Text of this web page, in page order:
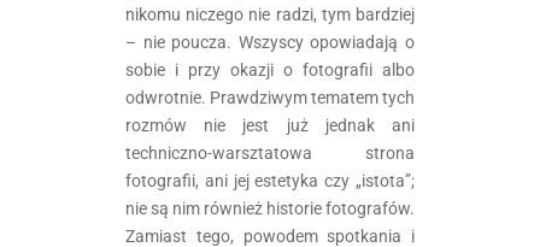
nikomu niczego nie radzi, tym bardziej
– nie poucza. Wszyscy opowiadają o
sobie i przy okazji o fotografii albo
odwrotnie. Prawdziwym tematem tych
rozmów nie jest już jednak ani
techniczno-warsztatowa strona
fotografii, ani jej estetyka czy „istota”;
nie są nim również historie fotografów.
Zamiast tego, powodem spotkania i